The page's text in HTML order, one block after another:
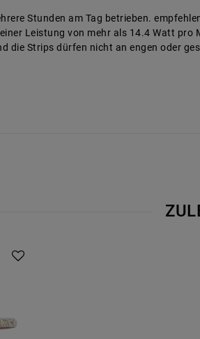
Stunden am Tag betrieben.
Leistung von mehr als 14.4 Watt
die Strips dürfen nicht an engen oder